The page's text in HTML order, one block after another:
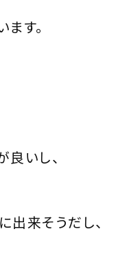
す。
いし、
出来そうだし、